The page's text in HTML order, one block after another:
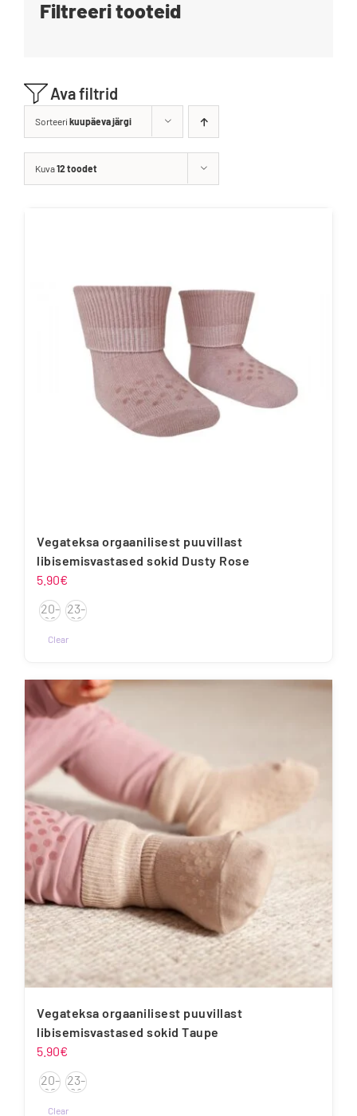
BrändidAva filtrid
Sorteeri kuupäeva järgi
Kuva12 toodet
Vegateksa orgaanilisest puuvillast
libisemisvastased sokid Dusty Rose
5.90€
20-
22
23-
26
Clear
tootel
on
mitu
varianti.
Valikuid
saab
teha
tootelehel.
Vegateksa orgaanilisest puuvillast
libisemisvastased sokid Taupe
5.90€
20-
22
23-
26
Clear
Filtreeri tooteid